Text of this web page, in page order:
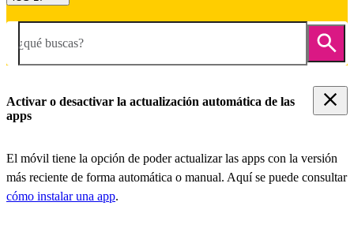
¿qué buscas?
Activar o desactivar la actualización automática de las
apps
El móvil tiene la opción de poder actualizar las apps con la versión
más reciente de forma automática o manual. Aquí se puede consultar
cómo instalar una app.